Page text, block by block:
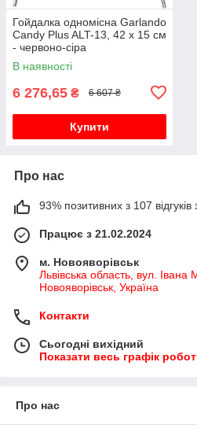
Гойдалка одномісна Garlando
Candy Plus ALT-13, 42 x 15 см
- червоно-сіра
В наявності
6 276,65 ₴ 6 607 ₴
Купити
Про нас
93% позитивних з 107 відгуків
Працює з 21.02.2024
м. Новояворівськ
Львівська область, вул.
Новояворівськ, Україна
Контакти
Сьогодні вихідний
Показати весь графік
Про нас